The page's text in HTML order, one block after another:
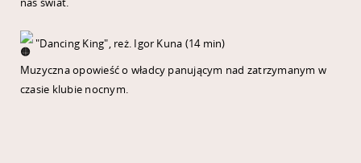
"Dancing King", reż. Igor Kuna (14 min)
Muzyczna opowieść o władcy panującym nad zatrzymanym w
czasie klubie nocnym.